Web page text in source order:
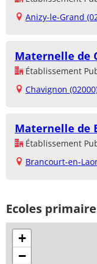
Anizy-le-Grand
Maternelle de
Établissement
Chavignon
Maternelle de
Établissement
Brancourt-en-
Ecoles
+
−